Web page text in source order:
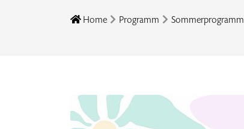
Home Programm Sommerprogramm